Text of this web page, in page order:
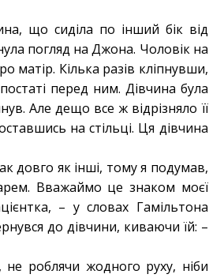
що сиділа по інший бік від
погляд на Джона. Чоловік на
матір. Кілька разів кліпнувши,
перед ним. Дівчина була
Але дещо все ж відрізняло її
на стільці. Ця дівчина
довго як інші, тому я подумав,
Вважаймо це знаком моєї
– у словах Гамільтона
до дівчини, киваючи їй: –
не роблячи жодного руху, ніби